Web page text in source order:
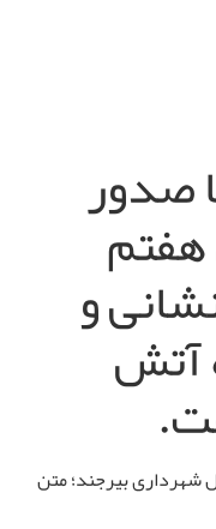
صدور
و
آتش
شهرداری بیرجند؛ متن